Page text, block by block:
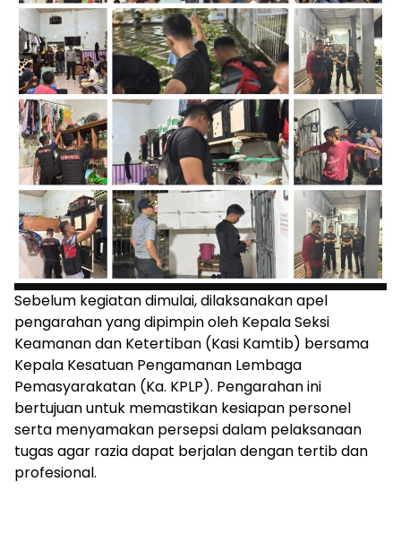
Sebelum kegiatan dimulai, dilaksanakan apel
pengarahan yang dipimpin oleh Kepala Seksi
Keamanan dan Ketertiban (Kasi Kamtib) bersama
Kepala Kesatuan Pengamanan Lembaga
Pemasyarakatan (Ka. KPLP). Pengarahan ini
bertujuan untuk memastikan kesiapan personel
serta menyamakan persepsi dalam pelaksanaan
tugas agar razia dapat berjalan dengan tertib dan
profesional.